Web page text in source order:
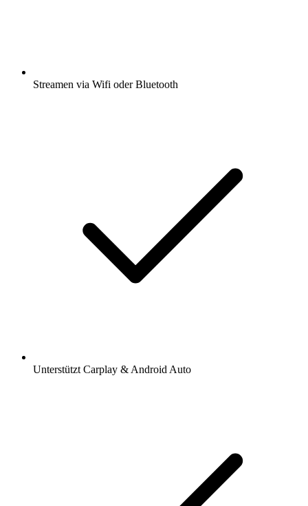
Streamen via Wifi oder Bluetooth
Unterstützt Carplay & Android Auto